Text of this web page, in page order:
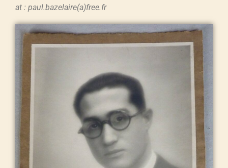
at : paul.bazelaire(a)free.fr